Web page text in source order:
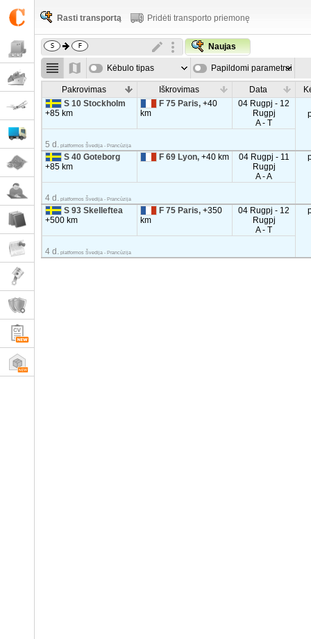
Rasti transportą Pridėti transporto priemonę
Naujas
Kėbulo tipas Papildomi parametrai
Pakrovimas Iškrovimas Data
S 10 Stockholm
+85 km
F 75 Paris,+40
km
04 Rugpj - 12
Rugpj
A - T
5 d. platformos Švedija - Prancūzija
S 40 Goteborg
+85 km
F 69 Lyon,+40 km
04 Rugpj - 11
Rugpj
A - A
4 d. platformos Švedija - Prancūzija
S 93 Skelleftea
+500 km
F 75 Paris,+350
km
04 Rugpj - 12
Rugpj
A - T
4 d. platformos Švedija - Prancūzija